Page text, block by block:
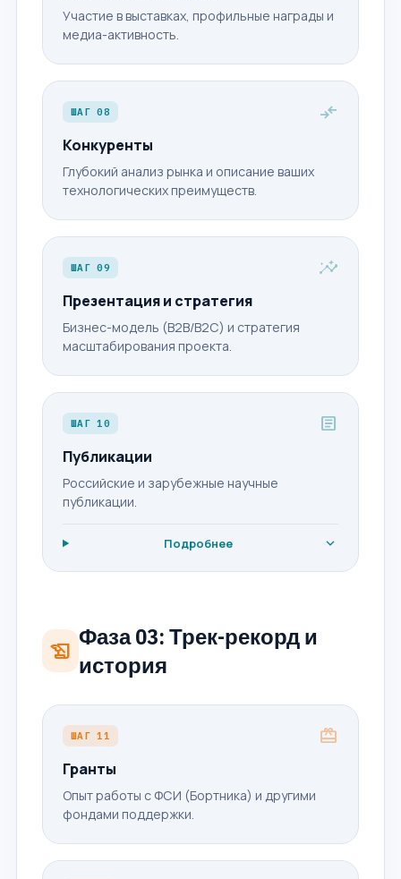
Участие в выставках, профильные награды и
медиа-активность.
ШАГ 08 compare_arrows
Конкуренты
Глубокий анализ рынка и описание ваших
технологических преимуществ.
ШАГ 09 insights
Презентация и стратегия
Бизнес-модель (B2B/B2C) и стратегия
масштабирования проекта.
ШАГ 10 article
Публикации
Российские и зарубежные научные
публикации.
Подробнее expand_more
history_edu Фаза 03: Трек-рекорд и
история
ШАГ 11 card_giftcard
Гранты
Опыт работы с ФСИ (Бортника) и другими
фондами поддержки.